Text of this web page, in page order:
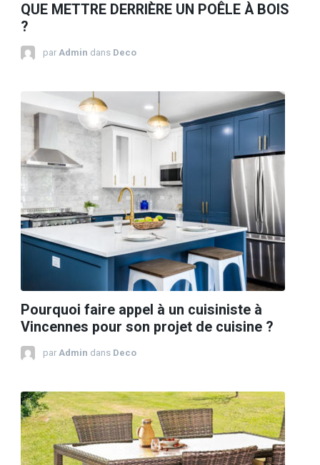
QUE METTRE DERRIÈRE UN POÊLE À BOIS
?
par Admin dans Deco
Pourquoi faire appel à un cuisiniste à
Vincennes pour son projet de cuisine ?
par Admin dans Deco